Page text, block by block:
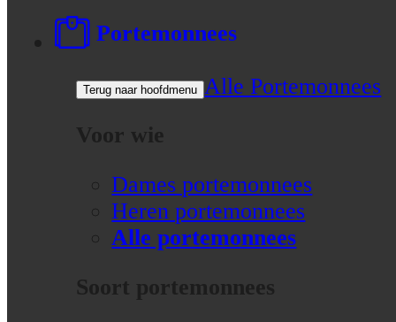
Portemonnees
Terug naar hoofdmenu Alle Portemonnees
Voor wie
Dames portemonnees
Heren portemonnees
Alle portemonnees
Soort portemonnees